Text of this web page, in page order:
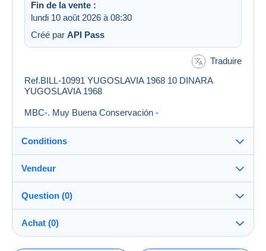
Fin de la vente :
lundi 10 août 2026 à 08:30
Créé par API Pass
Traduire
Ref.BILL-10991 YUGOSLAVIA 1968 10 DINARA
YUGOSLAVIA 1968
MBC-. Muy Buena Conservación -
Conditions
Destination :
Voir la liste des pays
Expédition :
Envoi après paiement
Vendeur
phildom_domfil99%(151911x)
PRO
Boutique
Question (0)
Achat (0)